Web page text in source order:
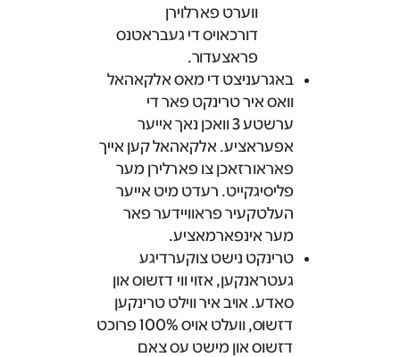
ווערט פארלוירן
דורכאויס די געבראטנס
פראצעדור.
באגרעניצט די מאס אלקאהאל
וואס איר טרינקט פאר די
ערשטע 3 וואכן נאך אייער
אפעראציע. אלקאהאל קען אייך
פאראורזאכן צו פארלירן מער
פליסיגקייט. רעדט מיט אייער
העלטקעיר פראוויידער פאר
מער אינפארמאציע.
טרינקט נישט צוקערדיגע
געטראנקען, אזוי ווי דזשוס און
סאדע. אויב איר ווילט טרינקען
דזשוס, וועלט אויס 100% פרוכט
דזשוס און מישט עס צאם